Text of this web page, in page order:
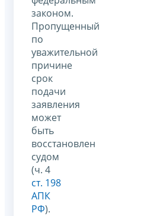
законом.
Пропущенный
по
уважительной
причине
срок
подачи
заявления
может
быть
восстановлен
судом
(ч. 4
ст. 198
АПК
РФ).